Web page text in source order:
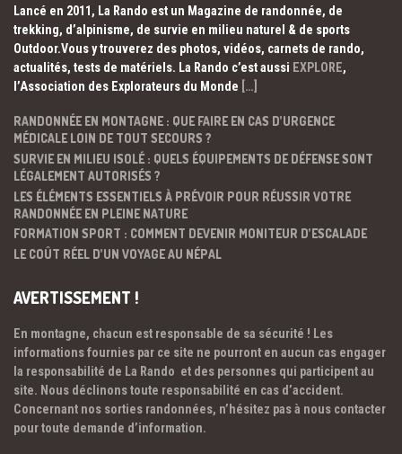
Lancé en 2011, La Rando est un Magazine de randonnée, de
trekking, d’alpinisme, de survie en milieu naturel & de sports
Outdoor.Vous y trouverez des photos, vidéos, carnets de rando,
actualités, tests de matériels. La Rando c’est aussi EXPLORE,
l’Association des Explorateurs du Monde […]
RANDONNÉE EN MONTAGNE : QUE FAIRE EN CAS D’URGENCE
MÉDICALE LOIN DE TOUT SECOURS ?
SURVIE EN MILIEU ISOLÉ : QUELS ÉQUIPEMENTS DE DÉFENSE SONT
LÉGALEMENT AUTORISÉS ?
LES ÉLÉMENTS ESSENTIELS À PRÉVOIR POUR RÉUSSIR VOTRE
RANDONNÉE EN PLEINE NATURE
FORMATION SPORT : COMMENT DEVENIR MONITEUR D’ESCALADE
LE COÛT RÉEL D’UN VOYAGE AU NÉPAL
AVERTISSEMENT !
En montagne, chacun est responsable de sa sécurité ! Les
informations fournies par ce site ne pourront en aucun cas engager
la responsabilité de La Rando et des personnes qui participent au
site. Nous déclinons toute responsabilité en cas d’accident.
Concernant nos sorties randonnées, n’hésitez pas à nous contacter
pour toute demande d’information.